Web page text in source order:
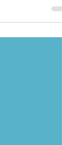
tecnologia non è
e...